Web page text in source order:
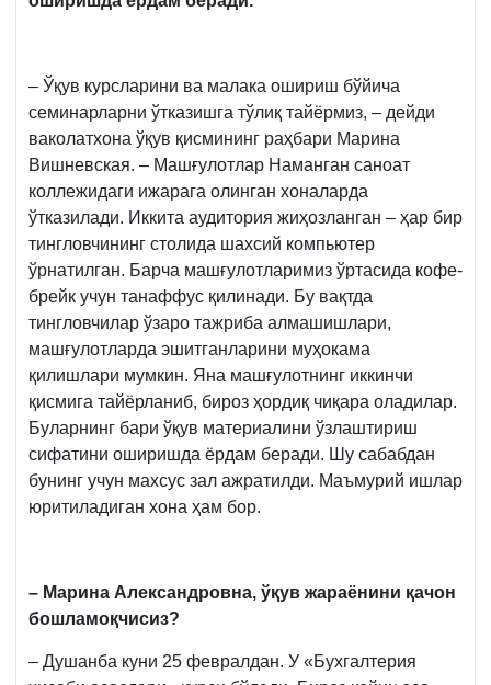
– Ўқув курсларини ва малака ошириш бўйича
семинарларни ўтказишга тўлиқ тайёрмиз, – дейди
ваколатхона ўқув қисмининг раҳбари Марина
Вишневская. – Машғулотлар Наманган саноат
коллежидаги ижарага олинган хоналарда
ўтказилади. Иккита аудитория жиҳозланган – ҳар бир
тингловчининг столида шахсий компьютер
ўрнатилган. Барча машғулотларимиз ўртасида кофе-
брейк учун танаффус қилинади. Бу вақтда
тингловчилар ўзаро тажриба алмашишлари,
машғулотларда эшитганларини муҳокама
қилишлари мумкин. Яна машғулотнинг иккинчи
қисмига тайёрланиб, бироз ҳордиқ чиқара оладилар.
Буларнинг бари ўқув материалини ўзлаштириш
сифатини оширишда ёрдам беради. Шу сабабдан
бунинг учун махсус зал ажратилди. Маъмурий ишлар
юритиладиган хона ҳам бор.
– Марина Александровна, ўқув жараёнини қачон
бошламоқчисиз?
– Душанба куни 25 февралдан. У «Бухгалтерия